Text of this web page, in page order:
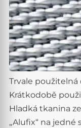
Trvale použitelná
Krátkodobě
Hladká tkanina
„Alufix“ na